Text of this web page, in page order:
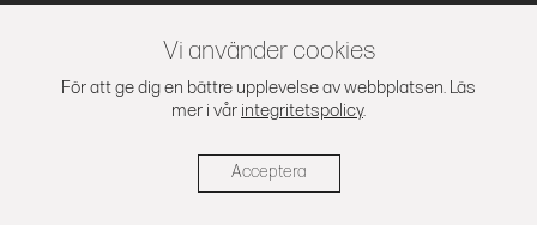
Vi använder cookies
För att ge dig en bättre upplevelse av webbplatsen. Läs
mer i vår integritetspolicy.
Acceptera